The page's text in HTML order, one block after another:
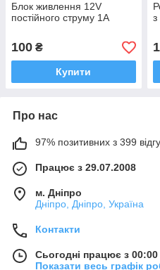
Блок живлення 12V
постійного струму 1A
100 ₴
Купити
з
Про нас
97% позитивних з 399
Працює з 29.07.2008
м. Дніпро
Дніпро, Дніпро, Україна
Контакти
Сьогодні працює з
Показати весь графік